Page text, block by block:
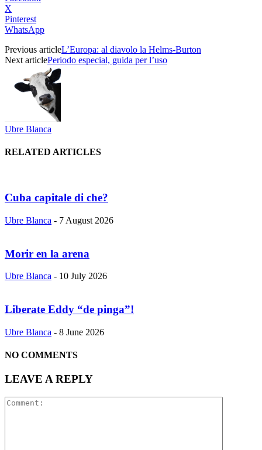
X
Pinterest
WhatsApp
Previous articleL’Europa: al diavolo la Helms-Burton
Next articlePeriodo especial, guida per l’uso
Ubre Blanca
RELATED ARTICLES
Cuba capitale di che?
Ubre Blanca - 7 August 2026
Morir en la arena
Ubre Blanca - 10 July 2026
Liberate Eddy “de pinga”!
Ubre Blanca - 8 June 2026
NO COMMENTS
LEAVE A REPLY